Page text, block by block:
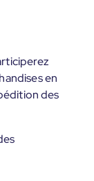
en
des